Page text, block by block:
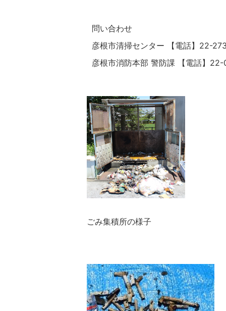
問い合わせ
彦根市清掃センター 【電話】22-
彦根市消防本部 警防課 【電話】
ごみ集積所の様子